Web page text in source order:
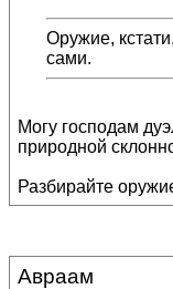
Оружие,
сами.
Могу господам
природной
Разбирайте
Авраам